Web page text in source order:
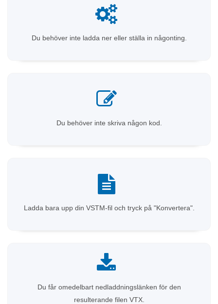
Du behöver inte ladda ner eller ställa in någonting.
Du behöver inte skriva någon kod.
Ladda bara upp din VSTM-fil och tryck på "Konvertera".
Du får omedelbart nedladdningslänken för den
resulterande filen VTX.